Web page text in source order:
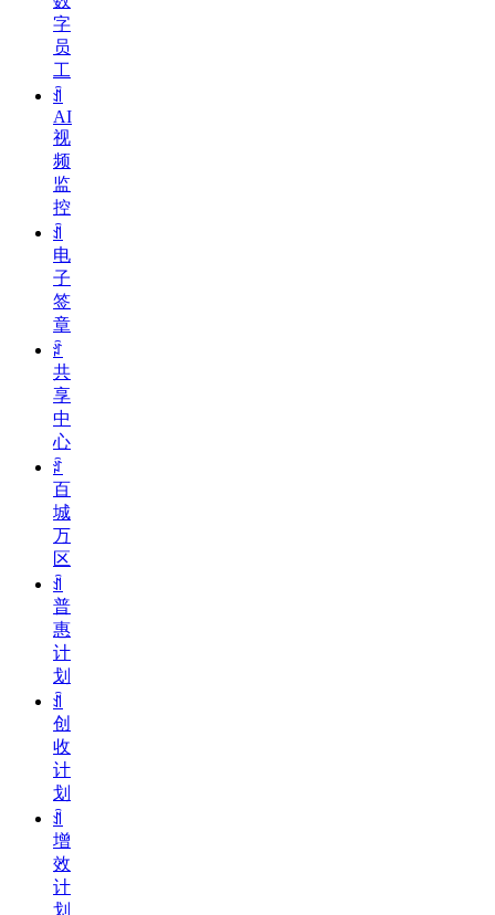
字
员
工
ꀉ
AI
视
频
监
控
ꀉ
电
子
签
章
ꄁ
共
享
中
心
ꄁ
百
城
万
区
ꀉ
普
惠
计
划
ꀉ
创
收
计
划
ꀉ
增
效
计
划